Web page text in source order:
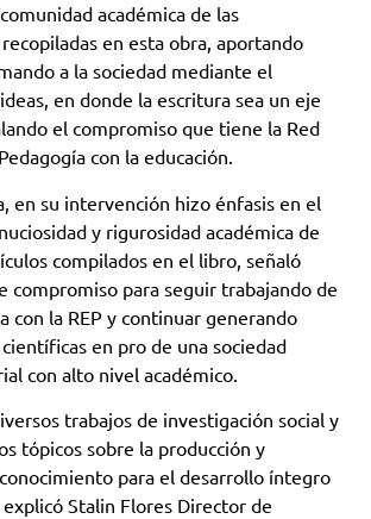
académica de las
en esta obra, aportando
a la sociedad mediante el
en donde la escritura sea un eje
el compromiso que tiene la Red
con la educación.
en su intervención hizo énfasis en el
y rigurosidad académica de
compilados en el libro, señaló
compromiso para seguir trabajando de
con la REP y continuar generando
en pro de una sociedad
con alto nivel académico.
trabajos de investigación social y
tópicos sobre la producción y
para el desarrollo íntegro
Stalin Flores Director de